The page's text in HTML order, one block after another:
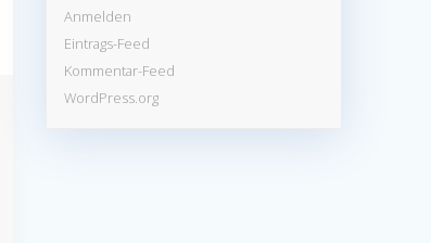
Anmelden
Eintrags-Feed
Kommentar-Feed
WordPress.org